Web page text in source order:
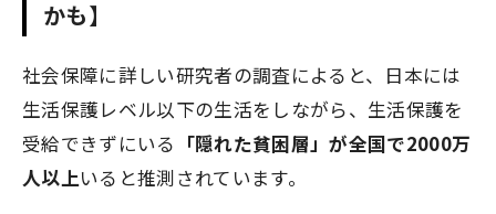
かも】
社会保障に詳しい研究者の調査によると、日本には
生活保護レベル以下の生活をしながら、生活保護を
受給できずにいる 「隠れた貧困層」が全国で2000万
人以上いると推測されています。